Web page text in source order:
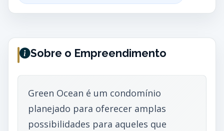
Sobre o Empreendimento
Green Ocean é um condomínio
planejado para oferecer amplas
possibilidades para aqueles que